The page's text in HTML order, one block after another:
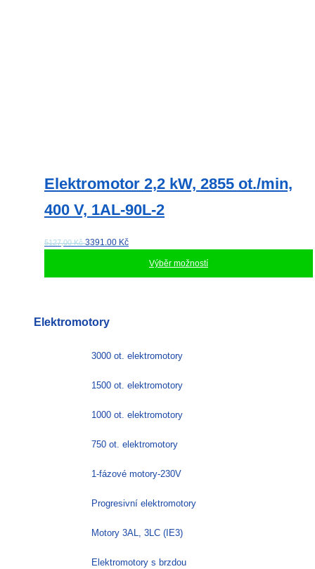
Elektromotor 2,2 kW, 2855 ot./min,
400 V, 1AL-90L-2
5127,00 Kč3391.00 Kč
Výběr možností
více
Elektromotory
3000 ot. elektromotory
1500 ot. elektromotory
1000 ot. elektromotory
750 ot. elektromotory
1-fázové motory-230V
Progresivní elektromotory
Motory 3AL, 3LC (IE3)
Elektromotory s brzdou